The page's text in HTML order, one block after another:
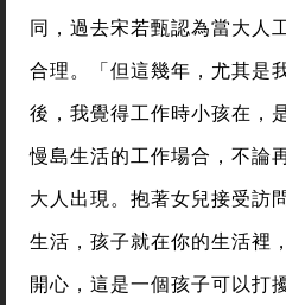
同，過去宋若甄認為當大人
合理。「但這幾年，尤其是
後，我覺得工作時小孩在，
慢島生活的工作場合，不論
大人出現。抱著女兒接受訪
生活，孩子就在你的生活
開心，這是一個孩子可以打